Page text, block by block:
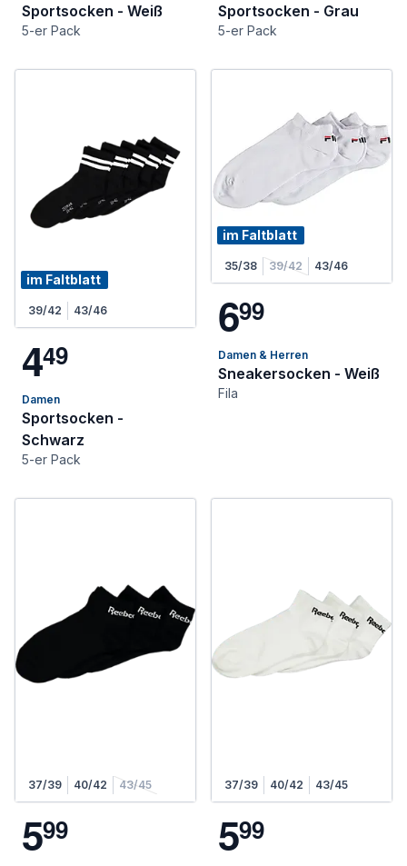
Sportsocken - Weiß
5-er Pack
Sportsocken - Grau
5-er Pack
im Faltblatt
39/42 43/46
449
Damen
Sportsocken -
Schwarz
5-er Pack
im Faltblatt
35/38 39/42 43/46
699
Damen & Herren
Sneakersocken - Weiß
Fila
37/39 40/42 43/45
599
37/39 40/42 43/45
599